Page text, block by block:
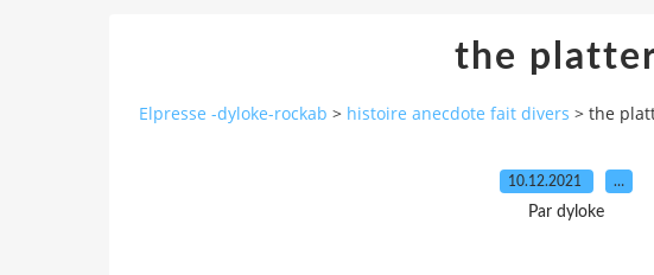
the
Elpresse -dyloke-rockab > histoire anecdote fait divers > the
10.12.2021 …
Par dyloke